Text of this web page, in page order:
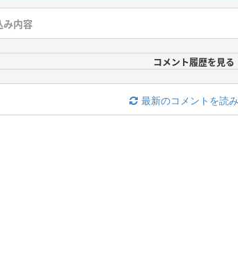
コメント履歴を見る
最新のコメントを読